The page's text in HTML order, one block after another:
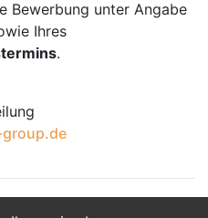
Bewerbung unter Angabe
Ihres
.
group.de